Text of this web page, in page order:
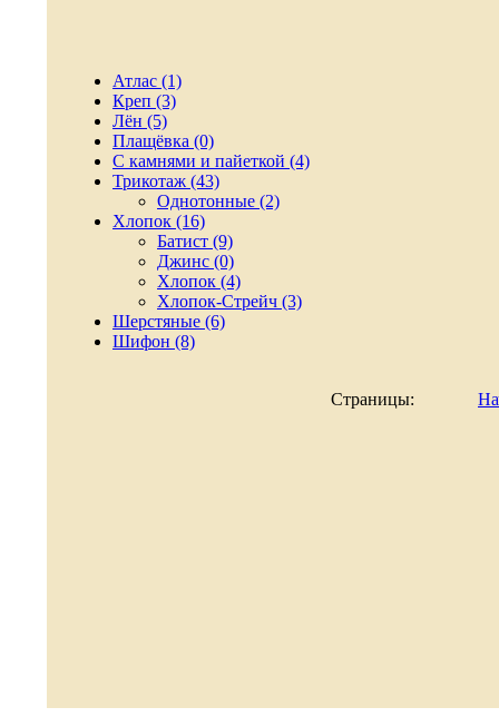
Атлас (1)
Креп (3)
Лён (5)
Плащёвка (0)
С камнями и пайеткой (4)
Трикотаж (43)
Однотонные (2)
Хлопок (16)
Батист (9)
Джинс (0)
Хлопок (4)
Хлопок-Стрейч (3)
Шерстяные (6)
Шифон (8)
Страницы: